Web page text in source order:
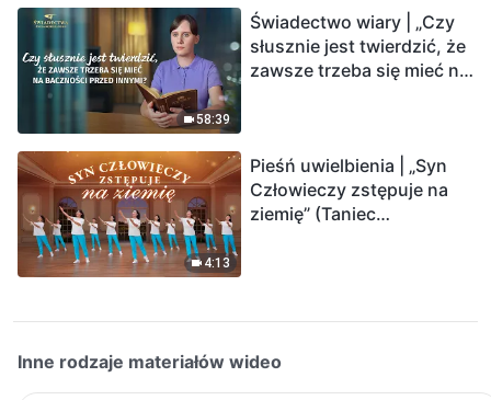
58:39
Świadectwo wiary | „Czy
słusznie jest twierdzić, że
zawsze trzeba się mieć na
4:13
Pieśń uwielbienia | „Syn
Człowieczy zstępuje na
ziemię” (Taniec
Inne rodzaje materiałów wideo